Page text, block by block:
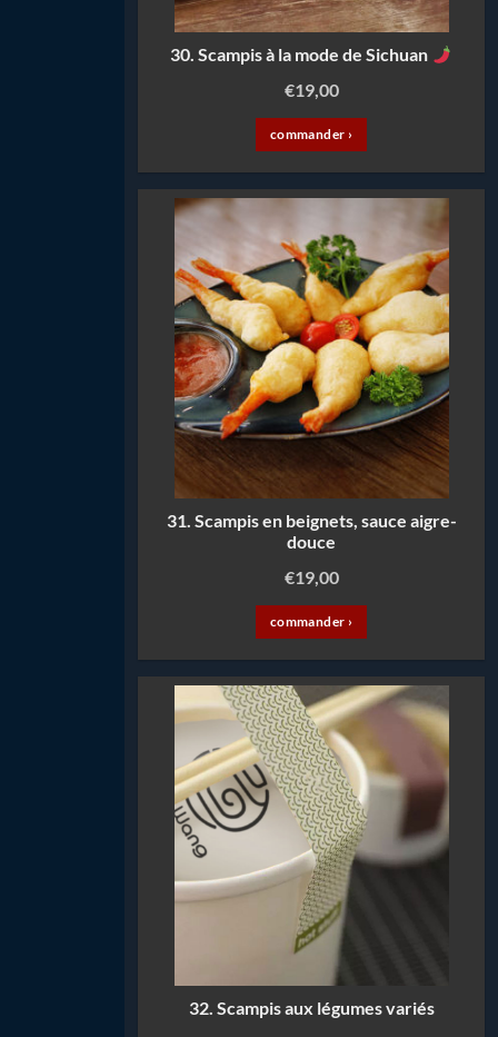
30. Scampis à la mode de Sichuan
€19,00
commander ›
31. Scampis en beignets, sauce aigre-
douce
€19,00
commander ›
32. Scampis aux légumes variés